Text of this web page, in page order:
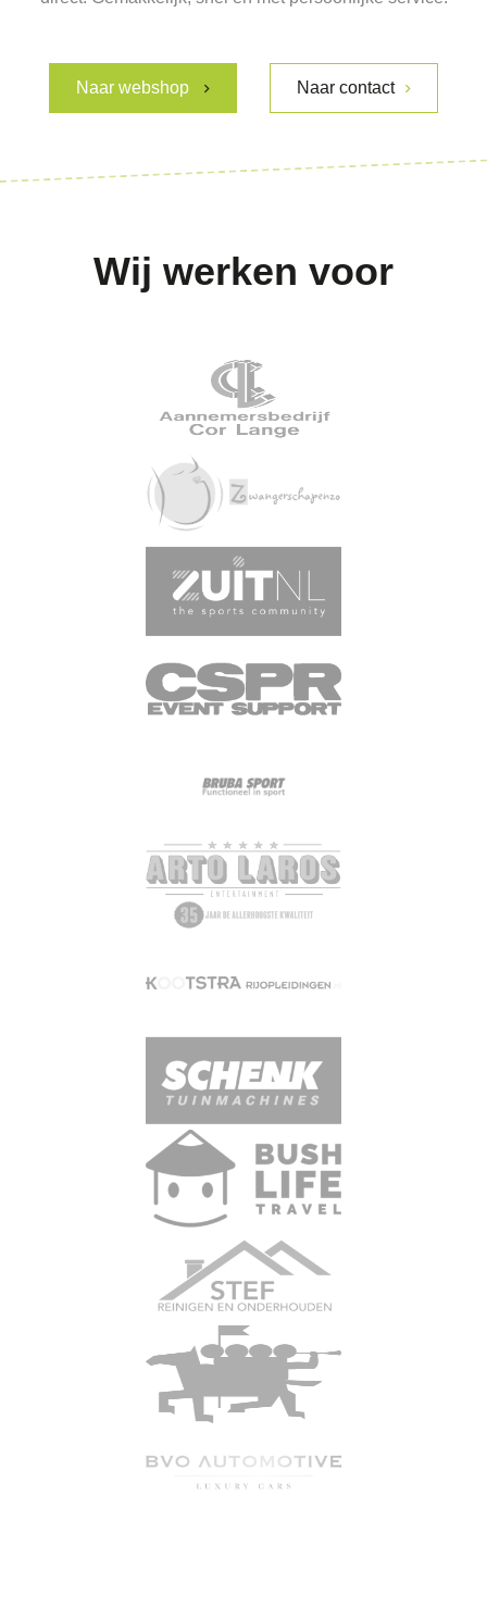
Naar webshop Naar contact
Wij werken voor